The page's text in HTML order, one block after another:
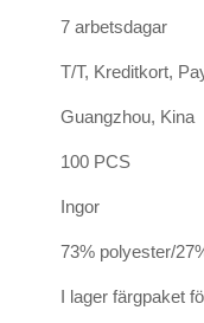
7 arbetsdagar
T/T, Kreditkort,
Guangzhou, Kina
100 PCS
Ingor
73% polyester/
I lager färgpaket